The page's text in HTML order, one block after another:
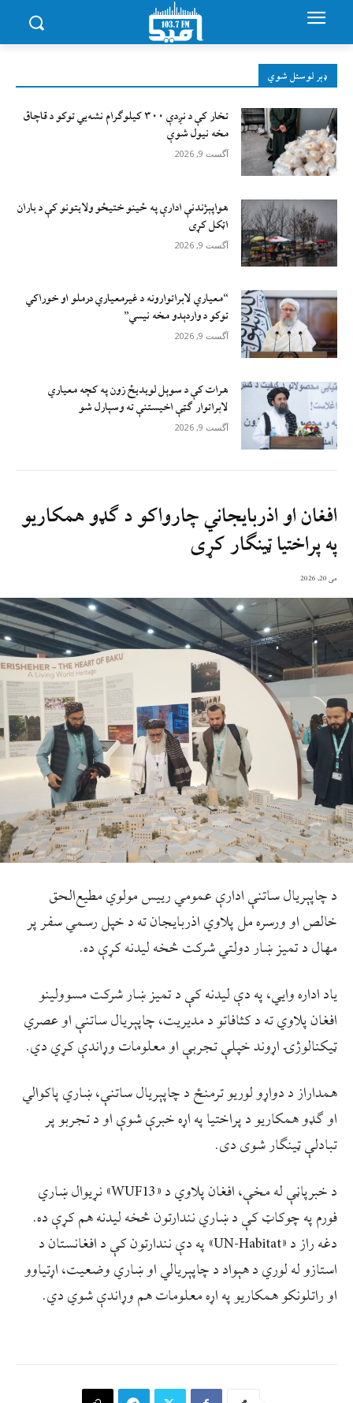
ډېر لوستل شوي
تخار کې د نږدې ۳۰۰ کیلوګرام نشه‌يي توکو د قاچاق
مخه نیول شوې
آگست 9, 2026
هواپېژندنې ادارې په ځینو ختیځو ولایتونو کې د باران
اټکل کړی
آگست 9, 2026
“معیاري لابراتوارونه د غیرمعیاري درملو او خوراکي
توکو د واردېدو مخه نیسي”
آگست 9, 2026
هرات کې د سوېل ‌لویدیځ زون په کچه معیاري
لابراتوار ګټې اخیستنې ته وسپارل شو
آگست 9, 2026
افغان او اذربايجاني چارواکو د ګډو همکاريو
په پراختيا ټينګار کړی
می 20, 2026
د چاپېریال ساتنې ادارې عمومي رييس مولوي مطیع‌الحق
خالص او ورسره مل پلاوي اذربايجان ته د خپل رسمي سفر پر
مهال د تمیز ښار دولتي شرکت څخه ليدنه کړې ده.
ياد اداره وايي، په دې ليدنه کې د تمیز ښار شرکت مسوولینو
افغان پلاوي ته د کثافاتو د مديريت، چاپېریال ساتنې او عصري
ټيکنالوژۍ اړوند خپلې تجربې او معلومات وړاندې کړي دي.
همداراز د دواړو لوريو ترمنځ د چاپېریال ساتنې، ښاري پاکوالي
او ګډو همکاریو د پراختيا په اړه خبرې شوې او د تجربو پر
تبادلې ټينګار شوی دی.
د خبرپاڼې له مخې، افغان پلاوي د «WUF13» نړيوال ښاري
فورم په چوکاټ کې د ښاري نندارتون څخه ليدنه هم کړې ده.
دغه راز د «UN-Habitat» په دې نندارتون کې د افغانستان د
استازو له لوري د هېواد د چاپېریالي او ښاري وضعیت، اړتیاوو
او راتلونکو همکاریو په اړه معلومات هم وړاندې شوي دي.